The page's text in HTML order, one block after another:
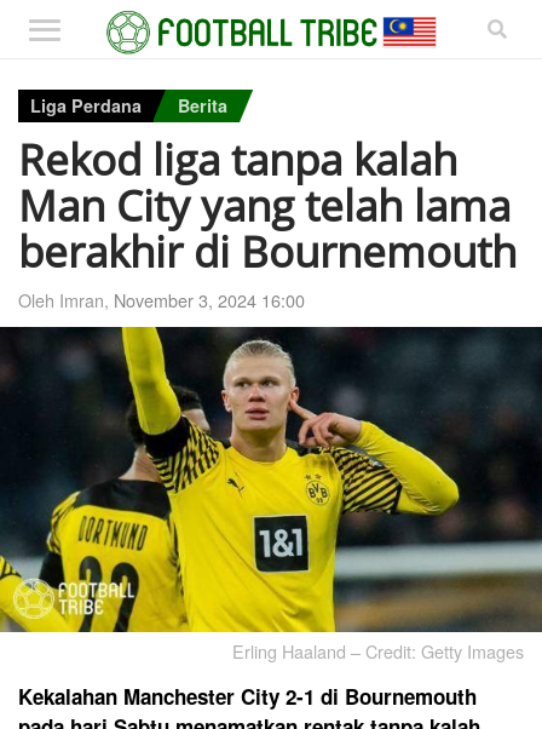
Liga Perdana Berita
Rekod liga tanpa kalah
Man City yang telah lama
berakhir di Bournemouth
Oleh Imran, November 3, 2024 16:00
Erling Haaland – Credit: Getty Images
Kekalahan Manchester City 2-1 di Bournemouth